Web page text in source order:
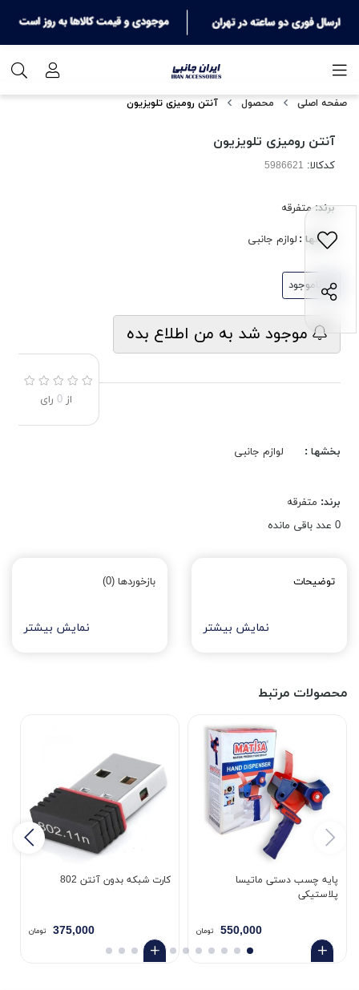
صفحه اصلی محصول آنتن رومیزی تلویزیون
آنتن رومیزی تلویزیون
کدکالا:
برند:متفرقه
بخشها : لوازم جانبی
ناموجود
موجود شد به من اطلاع بده
از 0 رای
بخشها : لوازم جانبی
برند: متفرقه
0 عدد باقی مانده
توضیحات
نمایش بیشتر
بازخوردها (0)
نمایش بیشتر
محصولات مرتبط
پایه چسب دستی ماتیسا
پلاستیکی
550,000 تومان
کارت شبکه بدون آنتن 802
375,000 تومان